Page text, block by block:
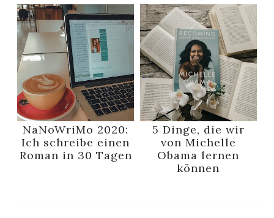
NaNoWriMo 2020:
Ich schreibe einen
Roman in 30 Tagen
5 Dinge, die wir
von Michelle
Obama lernen
können